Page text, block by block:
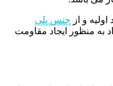
و از جنس پلی
به منظور ایجاد مقاومت